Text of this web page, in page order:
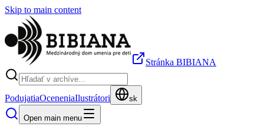
Skip to main content
Stránka BIBIANA
PodujatiaOceneniaIlustrátori sk
Open main menu